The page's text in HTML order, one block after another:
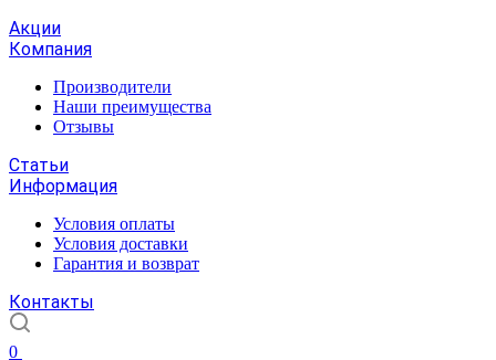
Акции
Компания
Производители
Наши преимущества
Отзывы
Статьи
Информация
Условия оплаты
Условия доставки
Гарантия и возврат
Контакты
0